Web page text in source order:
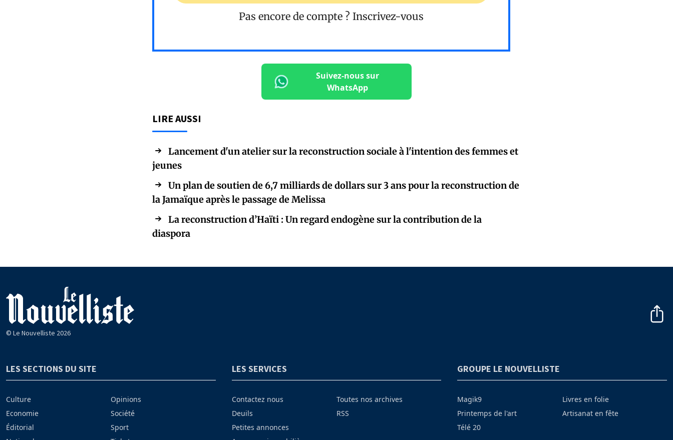
Pas encore de compte ? Inscrivez-vous
Suivez-nous sur
WhatsApp
LIRE AUSSI
Lancement d'un atelier sur la reconstruction sociale à l'intention des femmes et
jeunes
Un plan de soutien de 6,7 milliards de dollars sur 3 ans pour la reconstruction de
la Jamaïque après le passage de Melissa
La reconstruction d’Haïti : Un regard endogène sur la contribution de la
diaspora
© Le Nouvelliste 2026
LES SECTIONS DU SITE
Culture
Economie
Éditorial
Opinions
Société
Sport
LES SERVICES
Contactez nous
Deuils
Petites annonces
Toutes nos archives
RSS
GROUPE LE NOUVELLISTE
Magik9
Printemps de l'art
Télé 20
Livres en folie
Artisanat en fête